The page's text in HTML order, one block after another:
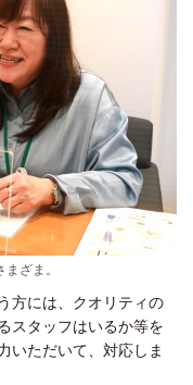
ざま。
方には、クオリティの
スタッフはいるか等を
いただいて、対応しま